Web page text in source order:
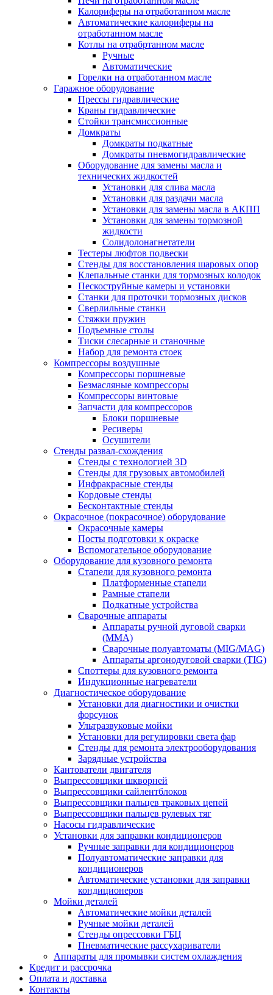
Калориферы на отработанном масле
Автоматические калориферы на
отработанном масле
Котлы на отрабртанном масле
Ручные
Автоматические
Горелки на отработанном масле
Гаражное оборудование
Прессы гидравлические
Краны гидравлические
Стойки трансмиссионные
Домкраты
Домкраты подкатные
Домкраты пневмогидравлические
Оборудование для замены масла и
технических жидкостей
Установки для слива масла
Установки для раздачи масла
Установки для замены масла в АКПП
Установки для замены тормозной
жидкости
Солидолонагнетатели
Тестеры люфтов подвески
Стенды для восстановления шаровых опор
Клепальные станки для тормозных колодок
Пескоструйные камеры и установки
Станки для проточки тормозных дисков
Сверлильные станки
Стяжки пружин
Подъемные столы
Тиски слесарные и станочные
Набор для ремонта стоек
Компрессоры воздушные
Компрессоры поршневые
Безмасляные компрессоры
Компрессоры винтовые
Запчасти для компрессоров
Блоки поршневые
Ресиверы
Осушители
Стенды развал-схождения
Стенды с технологией 3D
Стенды для грузовых автомобилей
Инфракрасные стенды
Кордовые стенды
Бесконтактные стенды
Окрасочное (покрасочное) оборудование
Окрасочные камеры
Посты подготовки к окраске
Вспомогательное оборудование
Оборудование для кузовного ремонта
Стапели для кузовного ремонта
Платформенные стапели
Рамные стапели
Подкатные устройства
Сварочные аппараты
Аппараты ручной дуговой сварки
(MMA)
Сварочные полуавтоматы (MIG/MAG)
Аппараты аргонодуговой сварки (TIG)
Споттеры для кузовного ремонта
Индукционные нагреватели
Диагностическое оборудование
Установки для диагностики и очистки
форсунок
Ультразвуковые мойки
Установки для регулировки света фар
Стенды для ремонта электрооборудования
Зарядные устройства
Кантователи двигателя
Выпрессовщики шкворней
Выпрессовщики сайлентблоков
Выпрессовщики пальцев траковых цепей
Выпрессовщики пальцев рулевых тяг
Насосы гидравлические
Установки для заправки кондиционеров
Ручные заправки для кондиционеров
Полуавтоматические заправки для
кондиционеров
Автоматические установки для заправки
кондиционеров
Мойки деталей
Автоматические мойки деталей
Ручные мойки деталей
Стенды опрессовки ГБЦ
Пневматические рассухариватели
Аппараты для промывки систем охлаждения
Кредит и рассрочка
Оплата и доставка
Контакты